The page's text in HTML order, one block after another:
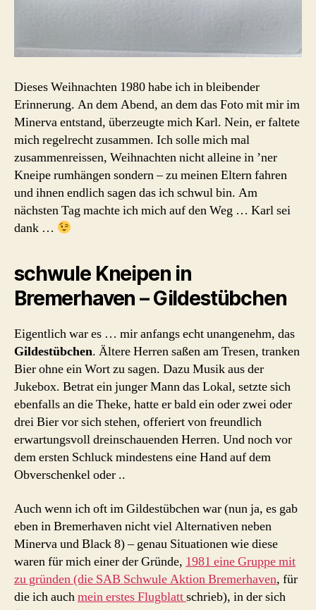
Dieses Weihnachten 1980 habe ich in bleibender
Erinnerung. An dem Abend, an dem das Foto mit mir im
Minerva entstand, überzeugte mich Karl. Nein, er faltete
mich regelrecht zusammen. Ich solle mich mal
zusammenreissen, Weihnachten nicht alleine in ’ner
Kneipe rumhängen sondern – zu meinen Eltern fahren
und ihnen endlich sagen das ich schwul bin. Am
nächsten Tag machte ich mich auf den Weg … Karl sei
dank …
schwule Kneipen in
Bremerhaven – Gildestübchen
Eigentlich war es … mir anfangs echt unangenehm, das
Gildestübchen. Ältere Herren saßen am Tresen, tranken
Bier ohne ein Wort zu sagen. Dazu Musik aus der
Jukebox. Betrat ein junger Mann das Lokal, setzte sich
ebenfalls an die Theke, hatte er bald ein oder zwei oder
drei Bier vor sich stehen, offeriert von freundlich
erwartungsvoll dreinschauenden Herren. Und noch vor
dem ersten Schluck mindestens eine Hand auf dem
Obverschenkel oder ..
Auch wenn ich oft im Gildestübchen war (nun ja, es gab
eben in Bremerhaven nicht viel Alternativen neben
Minerva und Black 8) – genau Situationen wie diese
waren für mich einer der Gründe, 1981 eine Gruppe mit
zu gründen (die SAB Schwule Aktion Bremerhaven, für
die ich auchmein erstes Flugblattschrieb), in der sich